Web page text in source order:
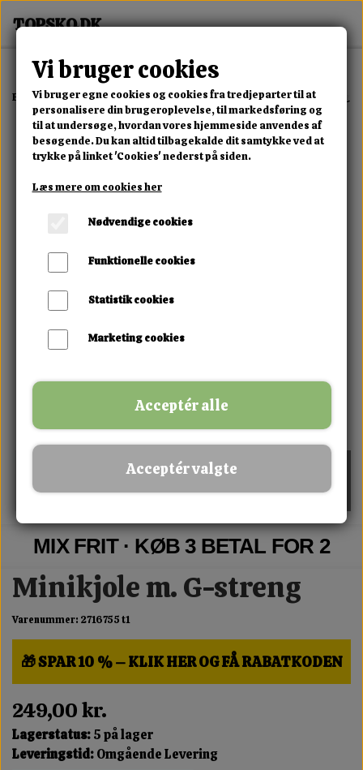
Forside Erotisk Kollektion Alle Produkter Minikjole m. G-streng
MIX FRIT · KØB 3 BETAL FOR 2
Minikjole m. G-streng
Varenummer: 2716755 t1
🎁 SPAR 10 % – KLIK HER OG FÅ RABATKODEN
249,00 kr.
Lagerstatus:5 på lager
Leveringstid:Omgående Levering
Vi bruger cookies
Vi bruger egne cookies og cookies fra tredjeparter til at
personalisere din brugeroplevelse, til markedsføring og
til at undersøge, hvordan vores hjemmeside anvendes af
besøgende. Du kan altid tilbagekalde dit samtykke ved at
trykke på linket 'Cookies' nederst på siden.
Læs mere om cookies her
Nødvendige cookies
Funktionelle cookies
Statistik cookies
Marketing cookies
Acceptér alle
Acceptér valgte